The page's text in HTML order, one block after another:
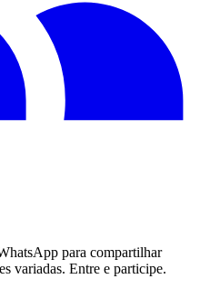
para compartilhar
variadas. Entre e participe.